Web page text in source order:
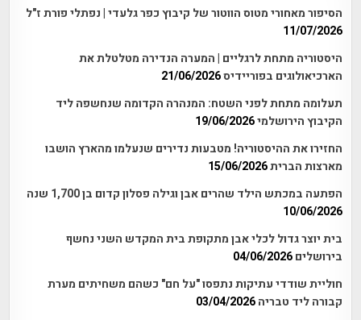
הסיפור מאחורי מטוס הווטור של קיבוץ כפר גלעדי | נפתלי פורת ז"ל
11/07/2026
היסטוריה מתחת לרגליים | המערה הנדירה מטלטלת את
הארכיאולוגים בפוריידיס21/06/2026
תעלומה מתחת לפני השטח: המנהרה הקדומה שנחשפה ליד
הקיבוץ הירושלמי19/06/2026
החזירו את ההיסטוריה! מטבעות נדירים שנעלמו מהארץ הושבו
מארצות הברית15/06/2026
הפתעה במכתש הילד שהרים אבן וגילה פסלון קדום בן 1,700 שנה
10/06/2026
בית יוצר גדול לכלי אבן מתקופת בית המקדש השני נחשף
בירושלים 04/06/2026
חוליית שודדי עתיקות נתפסו "על חם" כשהם משחיתים מערת
קבורה ליד טבריה 03/04/2026